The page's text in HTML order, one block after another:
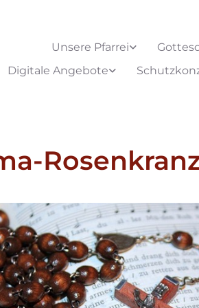
Unsere Pfarrei
Digitale Angebote